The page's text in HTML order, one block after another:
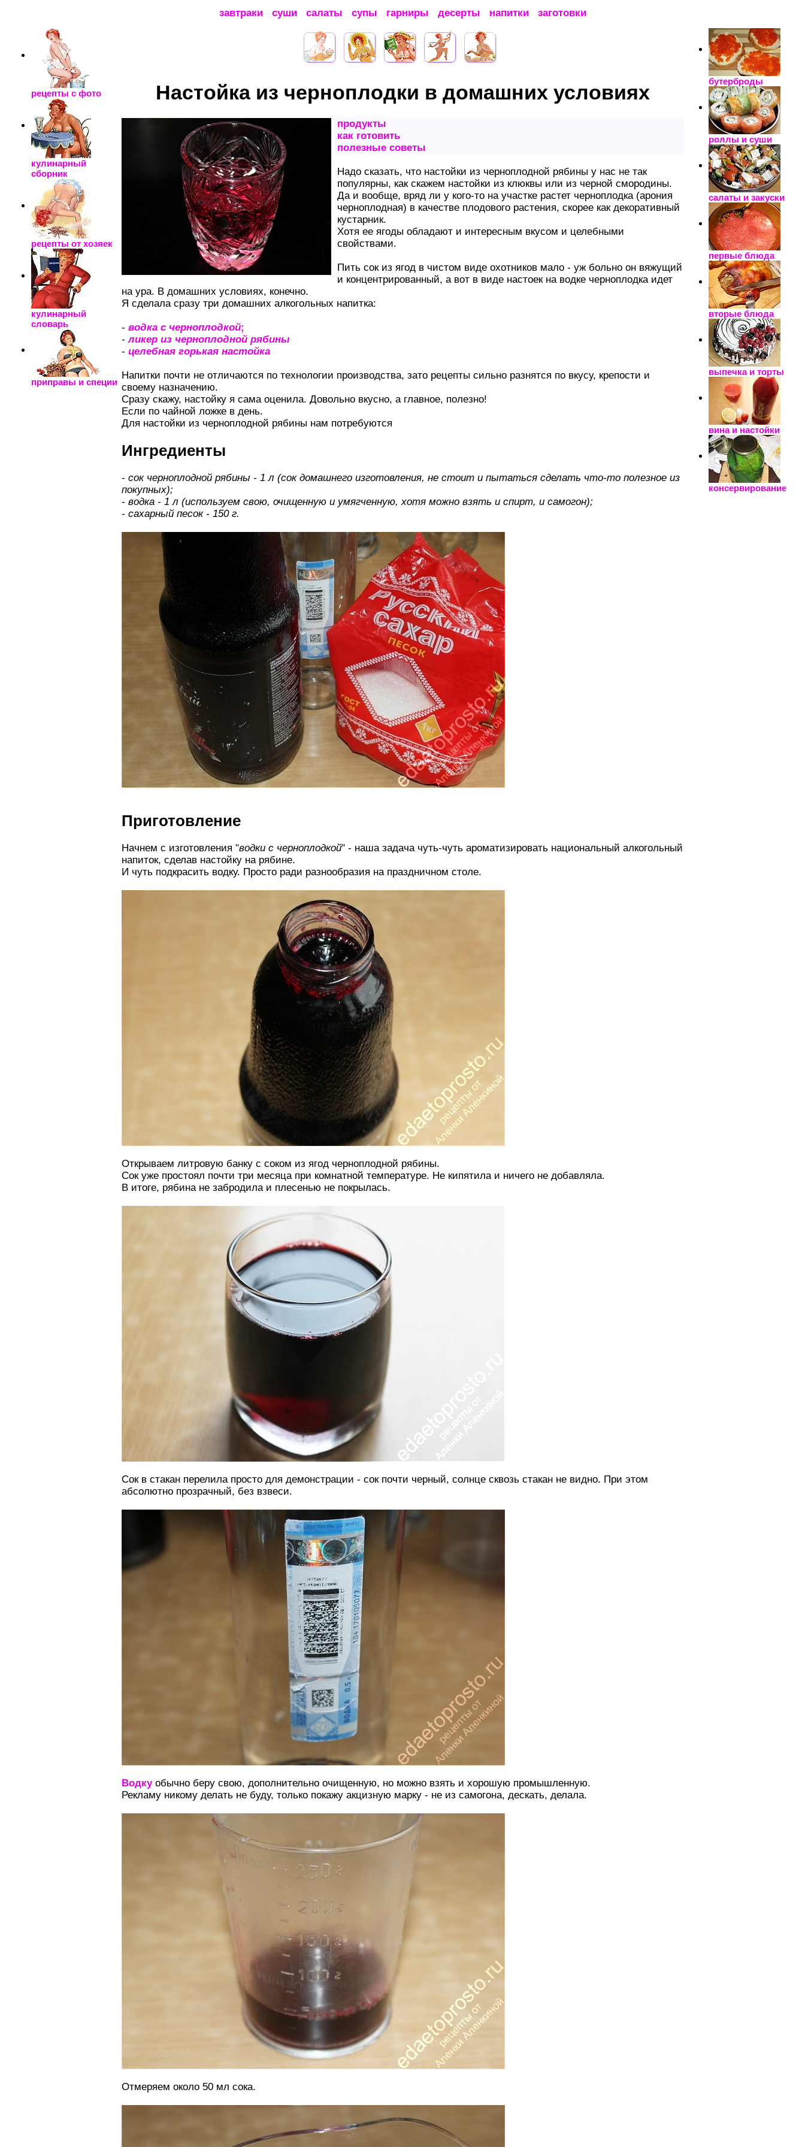
рецепты с фото
кулинарный
сборник
рецепты от хозяек
кулинарный
словарь
приправы и специи
завтраки суши салаты супы гарниры десерты напитки заготовки
Настойка из черноплодки в домашних условиях
продукты
как готовить
полезные советы
Надо сказать, что настойки из черноплодной рябины у нас не так
популярны, как скажем настойки из клюквы или из черной смородины.
Да и вообще, вряд ли у кого-то на участке растет черноплодка (арония
черноплодная) в качестве плодового растения, скорее как декоративный
кустарник.
Хотя ее ягоды обладают и интересным вкусом и целебными
свойствами.
Пить сок из ягод в чистом виде охотников мало - уж больно он вяжущий
и концентрированный, а вот в виде настоек на водке черноплодка идет
на ура. В домашних условиях, конечно.
Я сделала сразу три домашних алкогольных напитка:
- водка с черноплодкой;
-ликер из черноплодной рябины
- целебная горькая настойка
Напитки почти не отличаются по технологии производства, зато рецепты сильно разнятся по вкусу, крепости и
своему назначению.
Сразу скажу, настойку я сама оценила. Довольно вкусно, а главное, полезно!
Если по чайной ложке в день.
Для настойки из черноплодной рябины нам потребуются
Ингредиенты
- сок черноплодной рябины - 1 л (сок домашнего изготовления, не стоит и пытаться сделать что-то полезное из
покупных);
- водка - 1 л (используем свою, очищенную и умягченную, хотя можно взять и спирт, и самогон);
- сахарный песок - 150 г.
Приготовление
Начнем с изготовления "водки с черноплодкой" - наша задача чуть-чуть ароматизировать национальный алкогольный
напиток, сделав настойку на рябине.
И чуть подкрасить водку. Просто ради разнообразия на праздничном столе.
Открываем литровую банку с соком из ягод черноплодной рябины.
Сок уже простоял почти три месяца при комнатной температуре. Не кипятила и ничего не добавляла.
В итоге, рябина не забродила и плесенью не покрылась.
Сок в стакан перелила просто для демонстрации - сок почти черный, солнце сквозь стакан не видно. При этом
абсолютно прозрачный, без взвеси.
Водкуобычно беру свою, дополнительно очищенную, но можно взять и хорошую промышленную.
Рекламу никому делать не буду, только покажу акцизную марку - не из самогона, дескать, делала.
Отмеряем около 50 мл сока.
бутерброды
роллы и суши
салаты и закуски
первые блюда
вторые блюда
выпечка и торты
вина и настойки
консервирование